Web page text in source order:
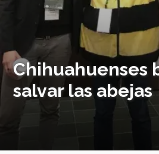
Chihuahuenses
salvar las abejas